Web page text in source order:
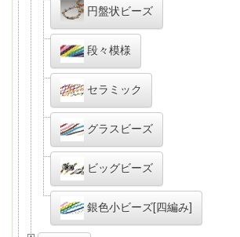
円盤状ビーズ
段々模様
セラミック
グラスビーズ
ビッグビーズ
銀色小ビーズ[四編み]